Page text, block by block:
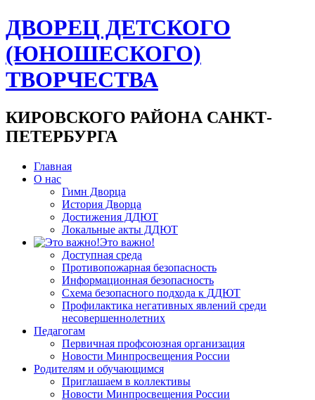
ДВОРЕЦ ДЕТСКОГО
(ЮНОШЕСКОГО)
ТВОРЧЕСТВА
КИРОВСКОГО РАЙОНА САНКТ-
ПЕТЕРБУРГА
Главная
О нас
Гимн Дворца
История Дворца
Достижения ДДЮТ
Локальные акты ДДЮТ
Это важно!
Доступная среда
Противопожарная безопасность
Информационная безопасность
Схема безопасного подхода к ДДЮТ
Профилактика негативных явлений среди
несовершеннолетних
Педагогам
Первичная профсоюзная организация
Новости Минпросвещения России
Родителям и обучающимся
Приглашаем в коллективы
Новости Минпросвещения России